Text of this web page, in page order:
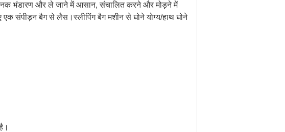
भंडारण और ले जाने में आसान, संचालित करने और मोड़ने में
संपीड़न बैग से लैस।स्लीपिंग बैग मशीन से धोने योग्य/हाथ धोने